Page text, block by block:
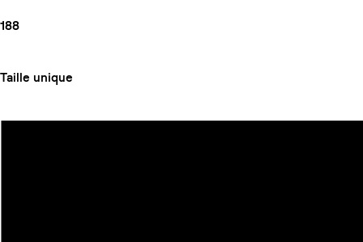
188
Taille unique